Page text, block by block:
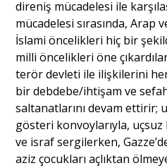
direniş mücadelesi ile
mücadelesi sırasında, Arap
İslami öncelikleri hiç bir
milli öncelikleri öne
terör devleti ile ilişkilerini
bir debdebe/ihtişam ve
saltanatlarını devam ettirir;
gösteri konvoylarıyla,
ve israf sergilerken,
aziz çocukları açlıktan